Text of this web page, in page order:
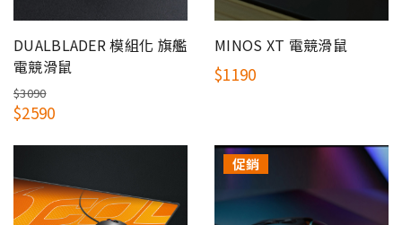
DUALBLADER 模組化 旗艦
電競滑鼠
$3090
$2590
MINOS XT 電競滑鼠
$1190
促銷